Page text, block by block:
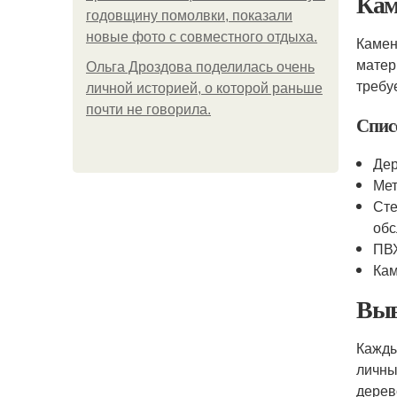
годовщину помолвки, показали
новые фото с совместного отдыха.
Ольга Дроздова поделилась очень
личной историей, о которой раньше
почти не говорила.